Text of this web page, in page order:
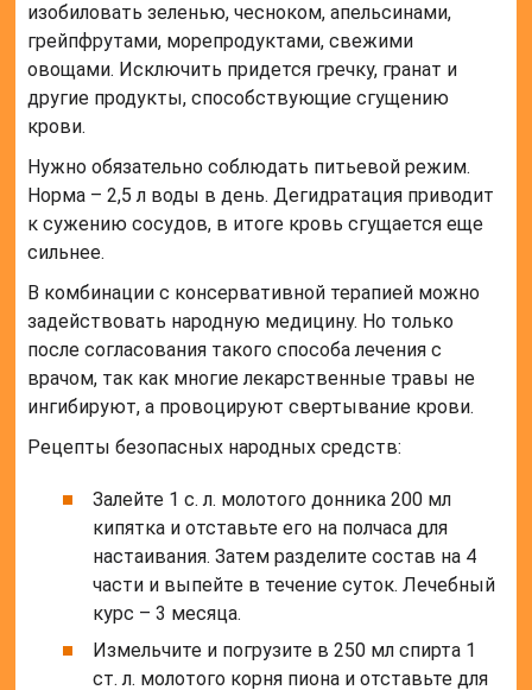
изобиловать зеленью, чесноком, апельсинами,
грейпфрутами, морепродуктами, свежими
овощами. Исключить придется гречку, гранат и
другие продукты, способствующие сгущению
крови.
Нужно обязательно соблюдать питьевой режим.
Норма – 2,5 л воды в день. Дегидратация приводит
к сужению сосудов, в итоге кровь сгущается еще
сильнее.
В комбинации с консервативной терапией можно
задействовать народную медицину. Но только
после согласования такого способа лечения с
врачом, так как многие лекарственные травы не
ингибируют, а провоцируют свертывание крови.
Рецепты безопасных народных средств:
Залейте 1 с. л. молотого донника 200 мл
кипятка и отставьте его на полчаса для
настаивания. Затем разделите состав на 4
части и выпейте в течение суток. Лечебный
курс – 3 месяца.
Измельчите и погрузите в 250 мл спирта 1
ст. л. молотого корня пиона и отставьте для